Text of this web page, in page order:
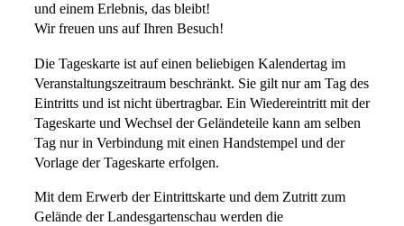
und einem Erlebnis, das bleibt!
Wir freuen uns auf Ihren Besuch!
Die Tageskarte ist auf einen beliebigen Kalendertag im
Veranstaltungszeitraum beschränkt. Sie gilt nur am Tag des
Eintritts und ist nicht übertragbar. Ein Wiedereintritt mit der
Tageskarte und Wechsel der Geländeteile kann am selben
Tag nur in Verbindung mit einen Handstempel und der
Vorlage der Tageskarte erfolgen.
Mit dem Erwerb der Eintrittskarte und dem Zutritt zum
Gelände der Landesgartenschau werden die